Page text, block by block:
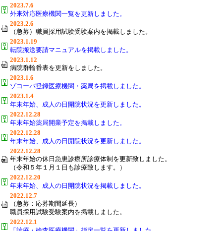
2023.7.6
外来対応医療機関一覧を更新しました。
2023.2.6
（急募）職員採用試験受験案内を掲載しました。
2023.1.19
転院搬送要請マニュアルを掲載しました。
2023.1.12
病院群輪番表を更新をしました。
2023.1.6
ゾコーバ登録医療機関・薬局を掲載しました。
2023.1.4
年末年始、成人の日開院状況を更新しました。
2022.12.28
年末年始薬局開業予定を掲載しました。
2022.12.28
年末年始、成人の日開院状況を更新しました。
2022.12.28
年末年始の休日急患診療所診療体制を更新致しました。
（令和５年１月１日も診療致します。）
2022.12.20
年末年始、成人の日開院状況を掲載しました。
2022.12.7
（急募：応募期間延長）
職員採用試験受験案内を掲載しました。
2022.12.1